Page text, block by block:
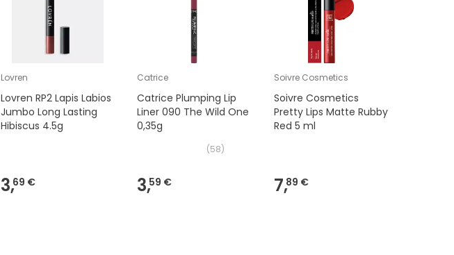
Lovren
Lovren RP2 Lapis Labios
Jumbo Long Lasting
Hibiscus 4.5g
3,69 €
Catrice
Catrice Plumping Lip
Liner 090 The Wild One
0,35g
(58)
3,59 €
Soivre Cosmetics
Soivre Cosmetics
Pretty Lips Matte Rubby
Red 5 ml
7,89 €